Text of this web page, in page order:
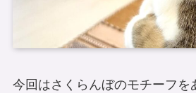
今回はさくらんぼのモチーフを